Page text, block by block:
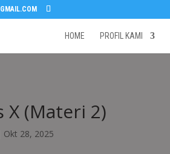
HOME PROFIL KAMI
X (Materi 2)
Okt 28, 2025